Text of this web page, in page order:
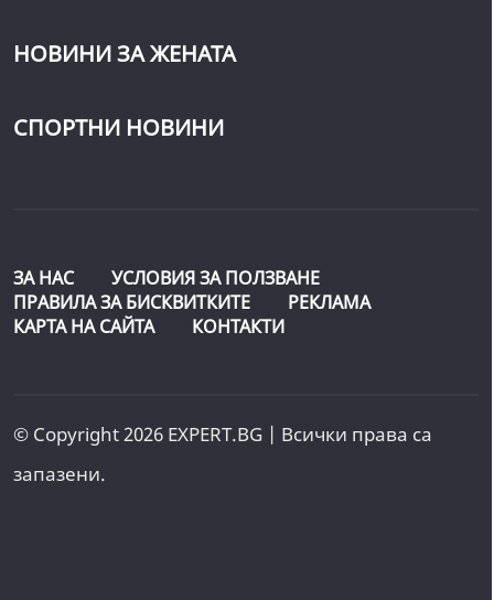
НОВИНИ ЗА ЖЕНАТА
СПОРТНИ НОВИНИ
ЗА НАС
УСЛОВИЯ ЗА ПОЛЗВАНЕ
ПРАВИЛА ЗА БИСКВИТКИТЕ
РЕКЛАМА
КАРТА НА САЙТА
КОНТАКТИ
© Copyright 2026 EXPERT.BG | Всички права са
запазени.